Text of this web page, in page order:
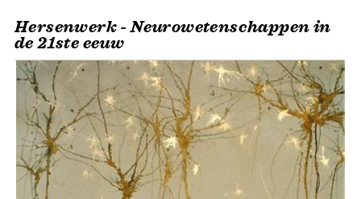
Hersenwerk - Neurowetenschappen in
de 21ste eeuw